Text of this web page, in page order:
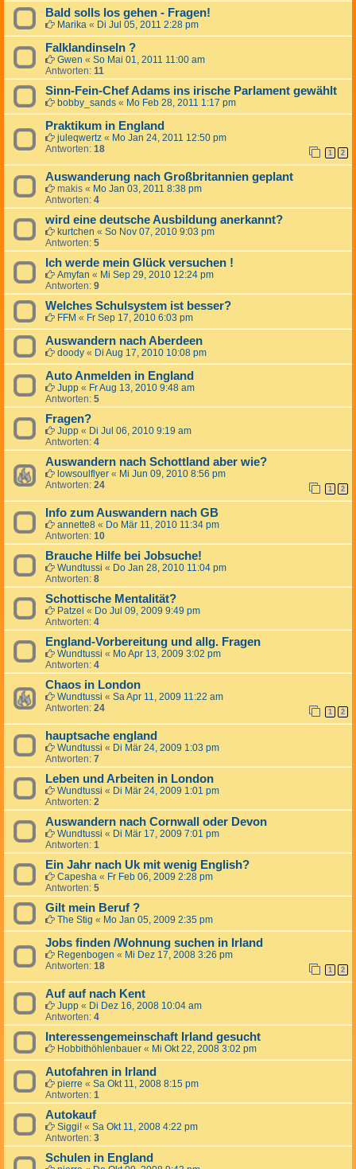
Bald solls los gehen - Fragen!
Marika « Di Jul 05, 2011 2:28 pm
Falklandinseln ?
Gwen « So Mai 01, 2011 11:00 am
Antworten: 11
Sinn-Fein-Chef Adams ins irische Parlament gewählt
bobby_sands « Mo Feb 28, 2011 1:17 pm
Praktikum in England
juleqwertz « Mo Jan 24, 2011 12:50 pm
Antworten: 18 1 2
Auswanderung nach Großbritannien geplant
makis « Mo Jan 03, 2011 8:38 pm
Antworten: 4
wird eine deutsche Ausbildung anerkannt?
kurtchen « So Nov 07, 2010 9:03 pm
Antworten: 5
Ich werde mein Glück versuchen !
Amyfan « Mi Sep 29, 2010 12:24 pm
Antworten: 9
Welches Schulsystem ist besser?
FFM « Fr Sep 17, 2010 6:03 pm
Auswandern nach Aberdeen
doody « Di Aug 17, 2010 10:08 pm
Auto Anmelden in England
Jupp « Fr Aug 13, 2010 9:48 am
Antworten: 5
Fragen?
Jupp « Di Jul 06, 2010 9:19 am
Antworten: 4
Auswandern nach Schottland aber wie?
lowsoulflyer « Mi Jun 09, 2010 8:56 pm
Antworten: 24 1 2
Info zum Auswandern nach GB
annette8 « Do Mär 11, 2010 11:34 pm
Antworten: 10
Brauche Hilfe bei Jobsuche!
Wundtussi « Do Jan 28, 2010 11:04 pm
Antworten: 8
Schottische Mentalität?
Patzel « Do Jul 09, 2009 9:49 pm
Antworten: 4
England-Vorbereitung und allg. Fragen
Wundtussi « Mo Apr 13, 2009 3:02 pm
Antworten: 4
Chaos in London
Wundtussi « Sa Apr 11, 2009 11:22 am
Antworten: 24 1 2
hauptsache england
Wundtussi « Di Mär 24, 2009 1:03 pm
Antworten: 7
Leben und Arbeiten in London
Wundtussi « Di Mär 24, 2009 1:01 pm
Antworten: 2
Auswandern nach Cornwall oder Devon
Wundtussi « Di Mär 17, 2009 7:01 pm
Antworten: 1
Ein Jahr nach Uk mit wenig English?
Capesha « Fr Feb 06, 2009 2:28 pm
Antworten: 5
Gilt mein Beruf ?
The Stig « Mo Jan 05, 2009 2:35 pm
Jobs finden /Wohnung suchen in Irland
Regenbogen « Mi Dez 17, 2008 3:26 pm
Antworten: 18 1 2
Auf auf nach Kent
Jupp « Di Dez 16, 2008 10:04 am
Antworten: 4
Interessengemeinschaft Irland gesucht
Hobbithöhlenbauer « Mi Okt 22, 2008 3:02 pm
Autofahren in Irland
pierre « Sa Okt 11, 2008 8:15 pm
Antworten: 1
Autokauf
Siggi! « Sa Okt 11, 2008 4:22 pm
Antworten: 3
Schulen in England